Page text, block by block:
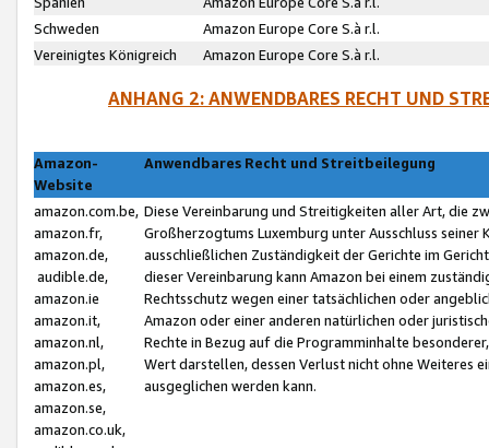
Schweden
Amazon Europe Core S.à r.l.
Vereinigtes Königreich
Amazon Europe Core S.à r.l.
ANHANG 2: ANWENDBARES RECHT UND
Amazon-
Website
Anwendbares Recht und Streitbeilegung
amazon.com.be,
amazon.fr,
amazon.de,
audible.de,
amazon.ie
amazon.it,
amazon.nl,
amazon.pl,
amazon.es,
amazon.se,
amazon.co.uk,
Diese Vereinbarung und Streitigkeiten aller Art, die
Großherzogtums Luxemburg unter Ausschluss
ausschließlichen Zuständigkeit der Gerichte im
dieser Vereinbarung kann Amazon bei einem
Rechtsschutz wegen einer tatsächlichen oder
Amazon oder einer anderen natürlichen oder
Rechte in Bezug auf die Programminhalte
Wert darstellen, dessen Verlust nicht ohne Weiteres
ausgeglichen werden kann.